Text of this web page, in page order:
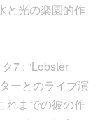
と光の楽園的作
7 : “Lobster
ーとのライブ演
れまでの彼の作